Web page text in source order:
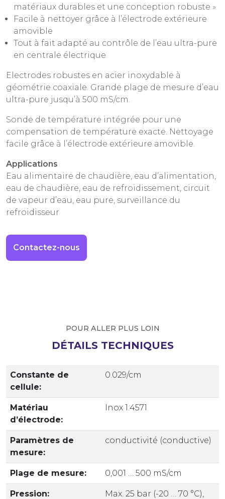
matériaux durables et une conception robuste »
Facile à nettoyer grâce à l’électrode extérieure
amovible
Tout à fait adapté au contrôle de l’eau ultra-pure
en centrale électrique
Electrodes robustes en acier inoxydable à
géométrie coaxiale. Grande plage de mesure d’eau
ultra-pure jusqu’à 500 mS/cm.
Sonde de température intégrée pour une
compensation de température exacte. Nettoyage
facile grâce à l’électrode extérieure amovible.
Applications
Eau alimentaire de chaudière, eau d’alimentation,
eau de chaudière, eau de refroidissement, circuit
de vapeur d’eau, eau pure, surveillance du
refroidisseur
Contactez-nous
POUR ALLER PLUS LOIN
DÉTAILS TECHNIQUES
Constante de
cellule:
0.029/cm
Matériau
d’électrode:
Inox 1.4571
Paramètres de
mesure:
conductivité (conductive)
Plage de mesure: 0,001 … 500 mS/cm
Pression: Max. 25 bar (-20 … 70 °C)